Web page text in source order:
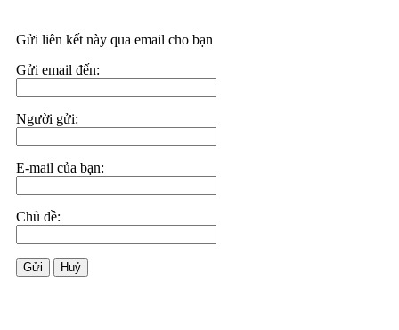
Gửi liên kết này qua email cho bạn
Gửi email đến:
Người gửi:
E-mail của bạn:
Chủ đề:
Gửi Huỷ